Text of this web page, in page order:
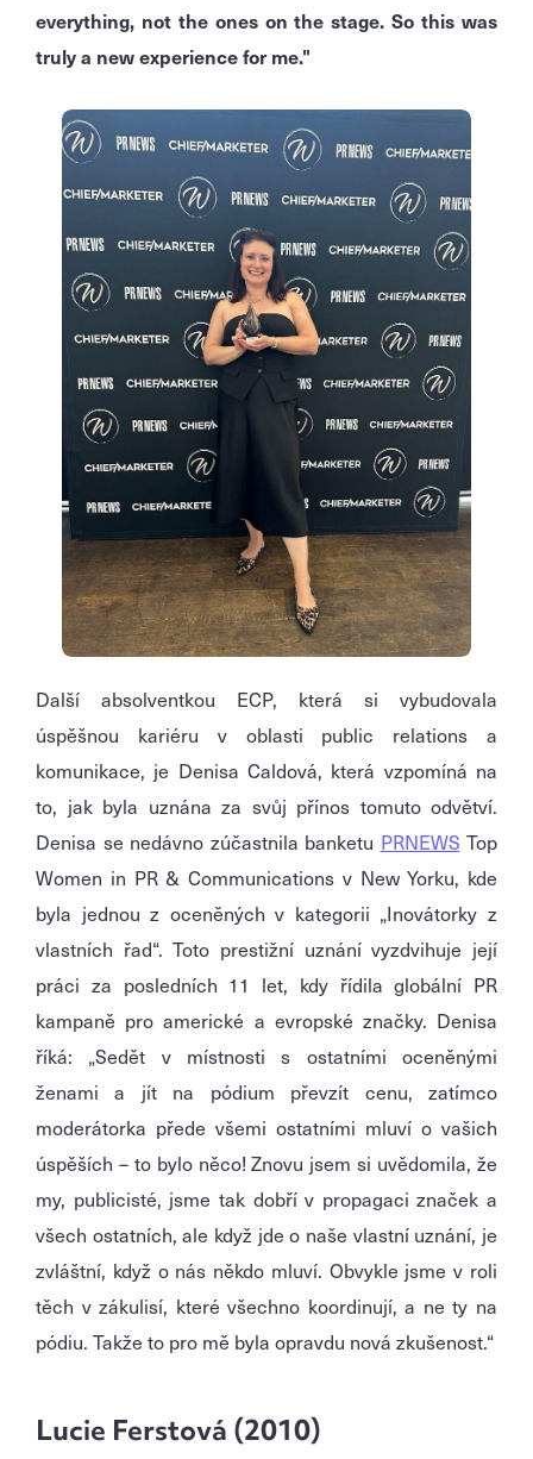
everything, not the ones on the stage. So this was
truly a new experience for me."
Další absolventkou ECP, která si vybudovala
úspěšnou kariéru v oblasti public relations a
komunikace, je Denisa Caldová, která vzpomíná na
to, jak byla uznána za svůj přínos tomuto odvětví.
Denisa se nedávno zúčastnila banketu PRNEWS Top
Women in PR & Communications v New Yorku, kde
byla jednou z oceněných v kategorii „Inovátorky z
vlastních řad“. Toto prestižní uznání vyzdvihuje její
práci za posledních 11 let, kdy řídila globální PR
kampaně pro americké a evropské značky. Denisa
říká: „Sedět v místnosti s ostatními oceněnými
ženami a jít na pódium převzít cenu, zatímco
moderátorka přede všemi ostatními mluví o vašich
úspěších – to bylo něco! Znovu jsem si uvědomila, že
my, publicisté, jsme tak dobří v propagaci značek a
všech ostatních, ale když jde o naše vlastní uznání, je
zvláštní, když o nás někdo mluví. Obvykle jsme v roli
těch v zákulisí, které všechno koordinují, a ne ty na
pódiu. Takže to pro mě byla opravdu nová zkušenost.“
Lucie Ferstová (2010)